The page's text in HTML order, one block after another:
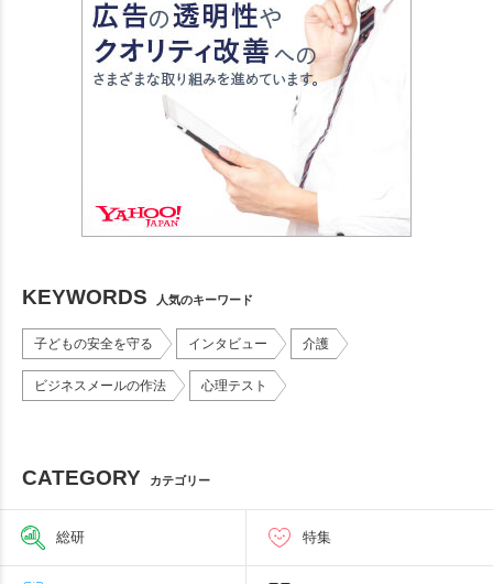
KEYWORDS 人気のキーワード
子どもの安全を守る インタビュー 介護
ビジネスメールの作法 心理テスト
CATEGORY カテゴリー
総研 特集